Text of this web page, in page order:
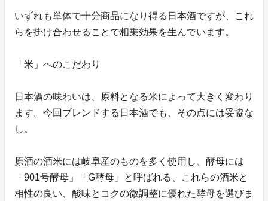
いずれも単体で十分商品になり得る日本酒ですが、これ
らを掛け合わせることで相乗効果を生んでいます。
「米」へのこだわり
日本酒の味わいは、原料となる米によって大きく変わり
ます。今回ブレンドする日本酒でも、その点には妥協な
し。
原酒の酒米には岐阜産のものを多く使用し、酵母には
「901号酵母」「G酵母」と呼ばれる、これらの酒米と
相性の良い、酸味とコクの微調整に優れた酵母を選びま